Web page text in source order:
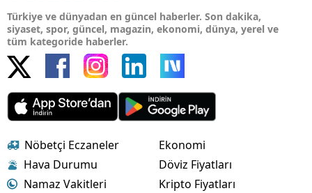
Türkiye ve dünyadan en güncel haberler. Son dakika,
siyaset, spor, güncel, magazin, ekonomi, dünya, yerel ve
tüm kategoride haberler.
Nöbetçi Eczaneler
Hava Durumu
Namaz Vakitleri
Ekonomi
Döviz Fiyatları
Kripto Fiyatları